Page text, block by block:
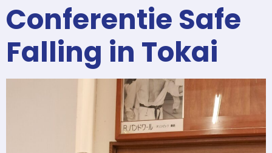
Conferentie Safe
Falling in Tokai